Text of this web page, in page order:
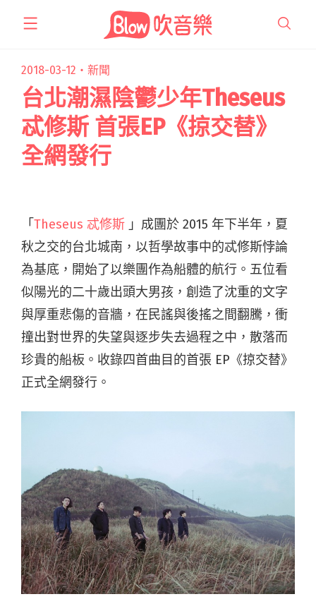
2018-03-12・ 新聞
台北潮濕陰鬱少年Theseus
忒修斯 首張EP《掠交替》
全網發行
「 Theseus 忒修斯 」成團於 2015 年下半年，夏
秋之交的台北城南，以哲學故事中的忒修斯悖論
為基底，開始了以樂團作為船體的航行。五位看
似陽光的二十歲出頭大男孩，創造了沈重的文字
與厚重悲傷的音牆，在民謠與後搖之間翻騰，衝
撞出對世界的失望與逐步失去過程之中，散落而
珍貴的船板。收錄四首曲目的首張 EP《掠交替》
正式全網發行。